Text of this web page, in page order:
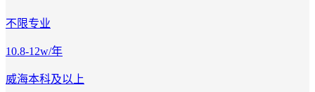
不限专业
10.8-12w/年
威海本科及以上